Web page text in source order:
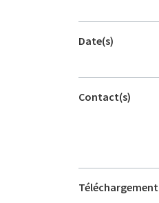
Date(s)
Contact(s)
Téléchargement